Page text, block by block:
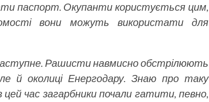
паспорт. Окупанти користується цим,
вони можуть використати для
Рашисти навмисно обстрілюють
й околиці Енергодару. Знаю про таку
цей час загарбники почали гатити, певно,